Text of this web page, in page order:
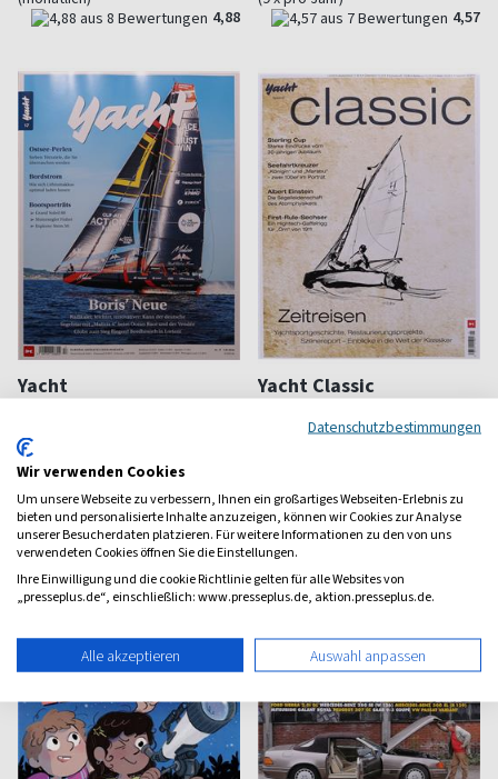
4,88
4,57
Yacht
ab 8,00 €
(vierzehntäglich)
4,60
Yacht Classic
Yachten
(einmal im Jahr)
0,00
Datenschutzbestimmungen
Wir verwenden Cookies
Um unsere Webseite zu verbessern, Ihnen ein großartiges Webseiten-Erlebnis zu
bieten und personalisierte Inhalte anzuzeigen, können wir Cookies zur Analyse
unserer Besucherdaten platzieren. Für weitere Informationen zu den von uns
verwendeten Cookies öffnen Sie die Einstellungen.
Ihre Einwilligung und die cookie Richtlinie gelten für alle Websites von
„presseplus.de“, einschließlich: www.presseplus.de, aktion.presseplus.de.
Alle akzeptieren Auswahl anpassen